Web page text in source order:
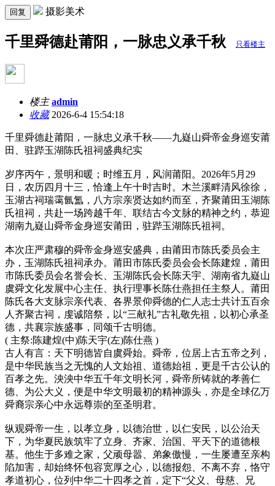
回复 摄影美术
千里舜德赴莆阳，一脉忠义承千秋 只看楼主
楼主 admin
收藏2026-6-4 15:54:18
千里舜德赴莆阳，一脉忠义承千秋——九嶷山舜帝金身巡安莆
田、驻跸玉湖陈氏祖祠盛典纪实
岁序丙午，景明和暖；时维五月，风润莆阳。2026年5月29
日，农历四月十三，恰逢上午十时吉时。木兰溪畔清风徐徐，
玉湖古祠瑞霭氤氲，八方宗亲贤达如约而至，齐聚莆田玉湖陈
氏祖祠，共赴一场跨越千年、联结古今文脉的精神之约，恭迎
湖南九嶷山舜帝金身巡安莆田，驻跸玉湖陈氏祖祠。
本次庄严肃穆的舜帝金身巡安盛典，由莆田市陈氏委员会主
办，玉湖陈氏祖祠承办。莆田市陈氏委员会会长陈建煌，莆田
市陈氏委员会名誉会长、玉湖陈氏会长陈天宇、湖南省九嶷山
虞舜文化发展中心主任、执行理事长陈仕燕担任主祭人。莆田
陈氏各大支脉宗亲代表、各界景仰舜德的仁人志士共计五百余
人齐聚古祠，虔诚陪祭，以“三献礼”古礼敬先祖，以初心承圣
德，共襄宗族盛事，同颂千古明德。
( 主祭:陈建煌(中)陈天宇(左)陈仕燕 )
古人有言：天下明德皆自虞舜始。舜帝，位居上古五帝之列，
是中华民族当之无愧的人文始祖、道德始祖，更是千古公认的
百孝之先。泱泱中华五千年文明长河，舜帝所铸就的孝善仁
德、为公大义，便是中华文明最初的精神源头，亦是全球亿万
舜裔宗亲心中永远尊崇的至圣明君。
纵观舜帝一生，以孝立身，以德治世，以仁安民，以公治天
下，为华夏民族筑牢了立身、齐家、治国、平天下的道德根
基。他生于多难之家，父顽母嚣、弟象傲慢，一生屡遭至亲构
陷加害，却始终怀包容宽厚之心，以德报怨、不离不弃，恪守
孝道初心，位列中华二十四孝之首，定下“父义、母慈、兄